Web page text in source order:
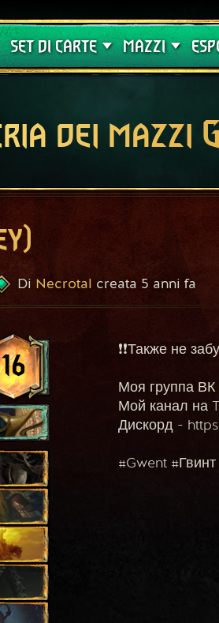
SET DI CARTE
Crimson Curse
MAZZI
Guide
dei mazzi
Di Necrotal creata 5 anni fa
16
❗❗Также не
Моя группа
Мой канал на
Дискорд -
#Gwent